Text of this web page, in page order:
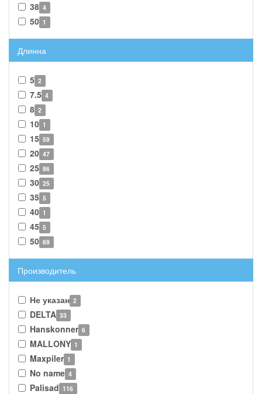
38 4
50 1
Длинна
5 2
7.5 4
8 2
10 1
15 59
20 47
25 86
30 25
35 5
40 1
45 5
50 69
Производитель
Не указан 2
DELTA 33
Hanskonner 6
MALLONY 1
Maxpiler 1
No name 4
Palisad 116